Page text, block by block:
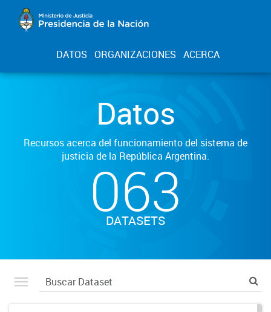
DATOS ORGANIZACIONES ACERCA
Datos
Recursos acerca del funcionamiento del sistema de
justicia de la República Argentina.
063
DATASETS